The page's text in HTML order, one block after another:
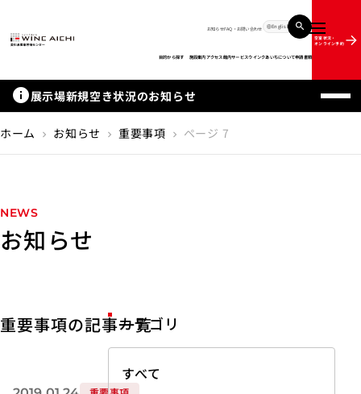
メニュー
お知らせFAQ・お問い合わせ English
目的から探す 施設案内アクセス館内サービスウインクあいちについて申請書類
空室状況・
オンライン予約
info展示場新規空き状況のお知らせ
ホーム chevron_right お知らせ chevron_right 重要事項 chevron_right ページ 7
NEWS
お知らせ
重要事項の記事一覧
カテゴリ
すべて